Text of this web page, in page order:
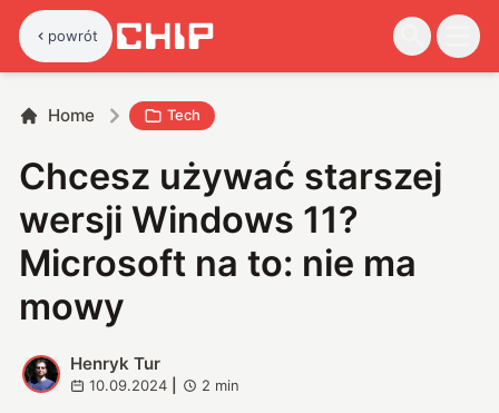
powrót
Home Tech
Chcesz używać starszej
wersji Windows 11?
Microsoft na to: nie ma
mowy
H
Henryk Tur
10.09.2024 2 min